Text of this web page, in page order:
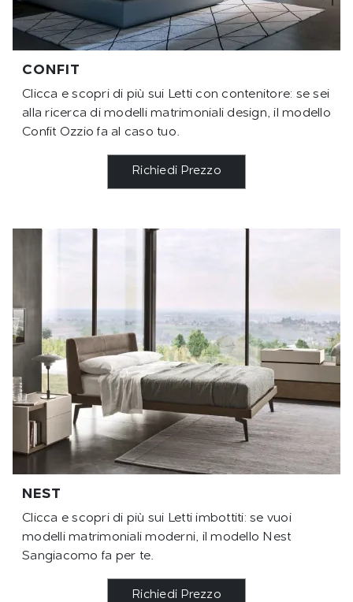
CONFIT
Clicca e scopri di più sui Letti con contenitore: se sei
alla ricerca di modelli matrimoniali design, il modello
Confit Ozzio fa al caso tuo.
Richiedi Prezzo
NEST
Clicca e scopri di più sui Letti imbottiti: se vuoi
modelli matrimoniali moderni, il modello Nest
Sangiacomo fa per te.
Richiedi Prezzo